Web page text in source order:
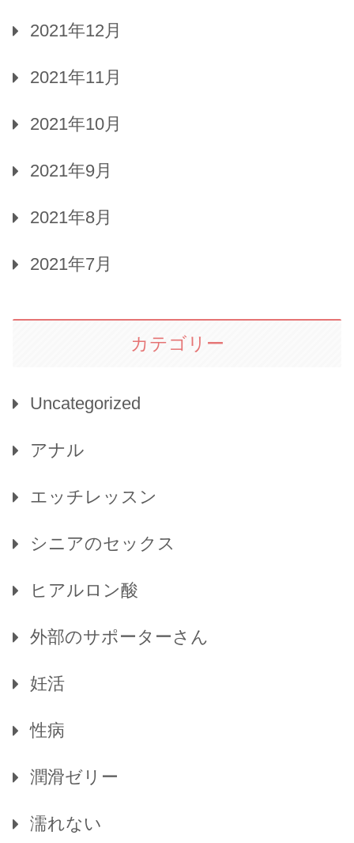
2021年12月
2021年11月
2021年10月
2021年9月
2021年8月
2021年7月
カテゴリー
Uncategorized
アナル
エッチレッスン
シニアのセックス
ヒアルロン酸
外部のサポーターさん
妊活
性病
潤滑ゼリー
濡れない